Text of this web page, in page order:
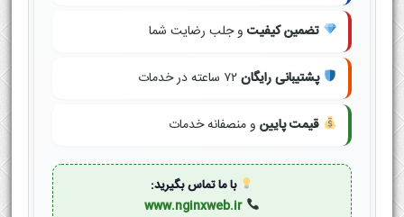
تضمین کیفیت و جلب رضایت شما
پشتیبانی رایگان۷۲ ساعته در خدمات
قیمت پایین و منصفانه خدمات
با ما تماس بگیرید:
www.nginxweb.ir